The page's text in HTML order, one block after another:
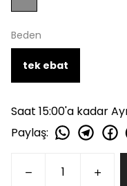
Beden
tek ebat
Saat 15:00'a kadar
Paylaş: